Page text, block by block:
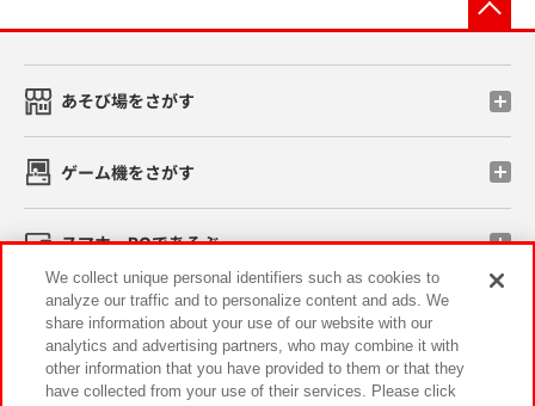
あそび場をさがす
ゲーム機をさがす
スマホ・PCであそぶ
イベント・キャンペーン
We collect unique personal identifiers such as cookies to
analyze our traffic and to personalize content and ads. We
share information about your use of our website with our
analytics and advertising partners, who may combine it with
other information that you have provided to them or that they
have collected from your use of their services. Please click